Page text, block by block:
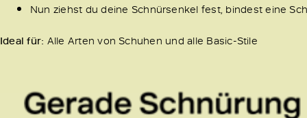
Nun ziehst du deine Schnürsenkel fest, bindest eine
Ideal für: Alle Arten von Schuhen und alle Basic-Stile